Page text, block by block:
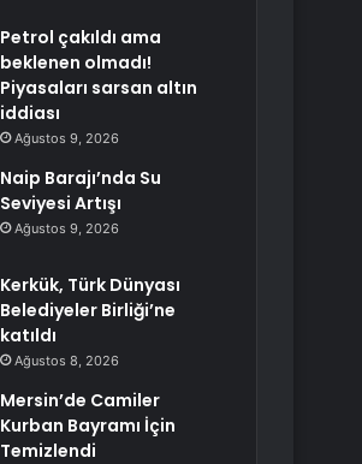
Petrol çakıldı ama
beklenen olmadı!
Piyasaları sarsan altın
iddiası
Ağustos 9, 2026
Naip Barajı’nda Su
Seviyesi Artışı
Ağustos 9, 2026
Kerkük, Türk Dünyası
Belediyeler Birliği’ne
katıldı
Ağustos 8, 2026
Mersin’de Camiler
Kurban Bayramı İçin
Temizlendi